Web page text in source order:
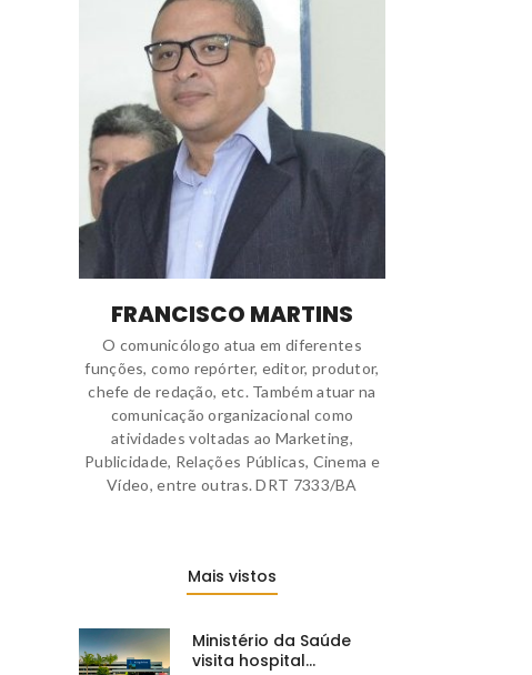
FRANCISCO MARTINS
O comunicólogo atua em diferentes
funções, como repórter, editor, produtor,
chefe de redação, etc. Também atuar na
comunicação organizacional como
atividades voltadas ao Marketing,
Publicidade, Relações Públicas, Cinema e
Vídeo, entre outras. DRT 7333/BA
Mais vistos
Ministério da Saúde
visita hospital…